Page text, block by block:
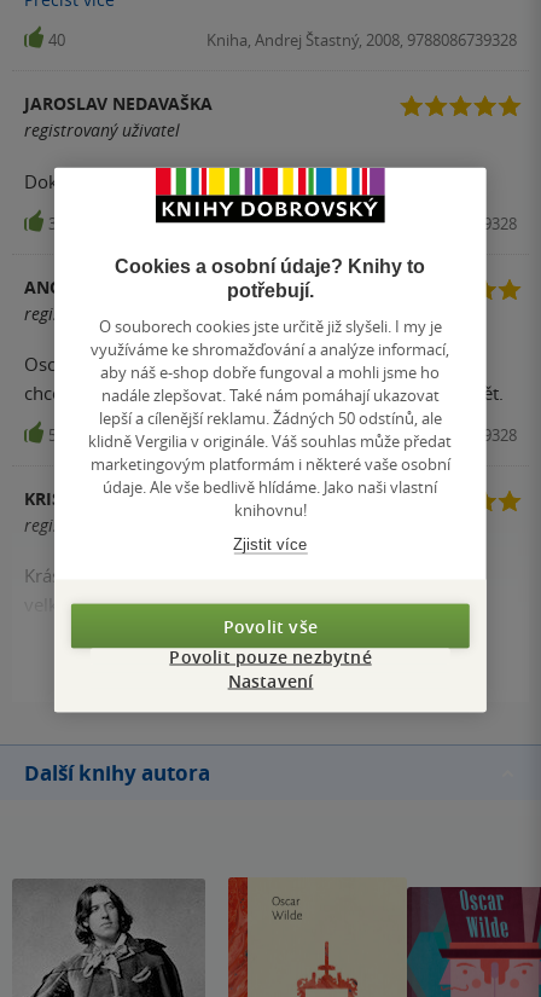
40 Kniha, Andrej Štastný, 2008, 9788086739328
JAROSLAV NEDAVAŠKA
registrovaný uživatel
Dokonalé pohádky pro ty, kdo nemají strach ze smrti.
33 Kniha, Andrej Štastný, 2008, 9788086739328
ANONYM
registrovaný uživatel
Oscar Wilde je člověk, kterého chcete na večírku. A taky
chcete číst jeho pohádky dětem, aby věděli, o čem je svět.
5 Kniha, Andrej Štastný, 2008, 9788086739328
KRISTÝNA
registrovaný uživatel
Krásné pohádky pro dospělé, ve kterých můžeme najít
velká životní moudra.
Kniha, Andrej Štastný, 2008, 9788086739328
Načíst další hodnocení
Další knihy autora
Cookies a osobní údaje? Knihy to
potřebují.
O souborech cookies jste určitě již slyšeli. I my je
využíváme ke shromažďování a analýze informací,
aby náš e-shop dobře fungoval a mohli jsme ho
nadále zlepšovat. Také nám pomáhají ukazovat
lepší a cílenější reklamu. Žádných 50 odstínů, ale
klidně Vergilia v originále. Váš souhlas může předat
marketingovým platformám i některé vaše osobní
údaje. Ale vše bedlivě hlídáme. Jako naši vlastní
knihovnu!
Zjistit více
Povolit vše
Povolit pouze nezbytné
Nastavení